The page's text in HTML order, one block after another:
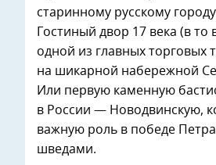
старинному русскому
Гостиный двор 17 века (в то
одной из главных торговых
на шикарной набережной
Или первую каменную
в России — Новодвинскую,
важную роль в победе
шведами.